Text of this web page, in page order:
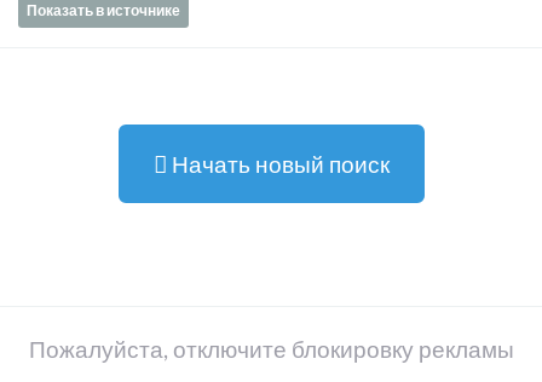
Показать в источнике
Начать новый поиск
Пожалуйста, отключите блокировку рекламы